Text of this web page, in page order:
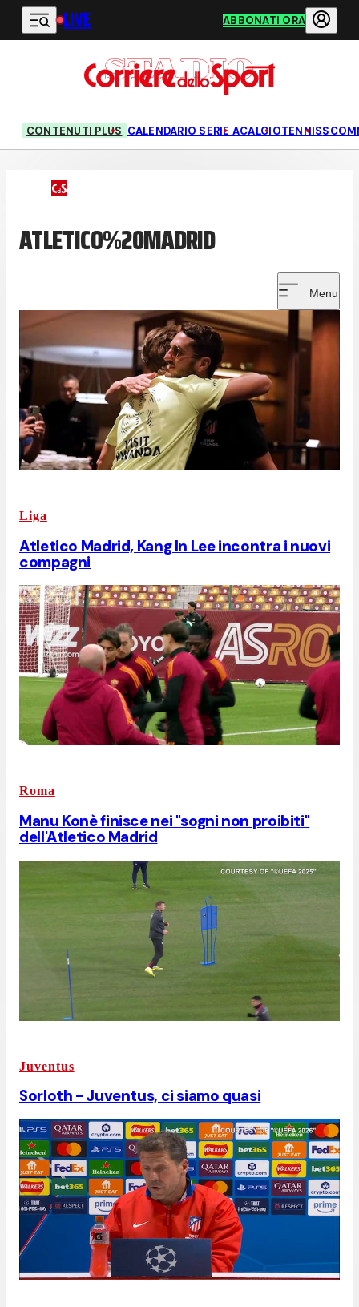
Vai al contenuto principale
LIVE ABBONATI ORA
CONTENUTI PLUS CALENDARIO SERIE ACALCIOTENNIS
ATLETICO%20MADRID
Menu
Liga
Atletico Madrid, Kang In Lee incontra i nuovi
compagni
Roma
Manu Konè finisce nei "sogni non proibiti"
dell'Atletico Madrid
Juventus
Sorloth - Juventus, ci siamo quasi